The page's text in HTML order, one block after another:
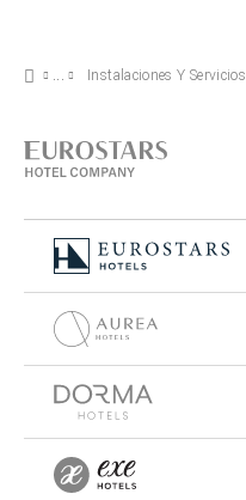
Instalaciones Y Servicios